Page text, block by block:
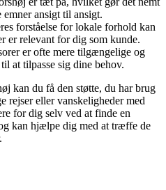
ansigt til ansigt.
forståelse for lokale forhold kan
er relevant for dig som kunde.
er ofte mere tilgængelige og
at tilpasse sig dine behov.
kan du få den støtte, du har brug
rejser eller vanskeligheder med
for dig selv ved at finde en
kan hjælpe dig med at træffe de